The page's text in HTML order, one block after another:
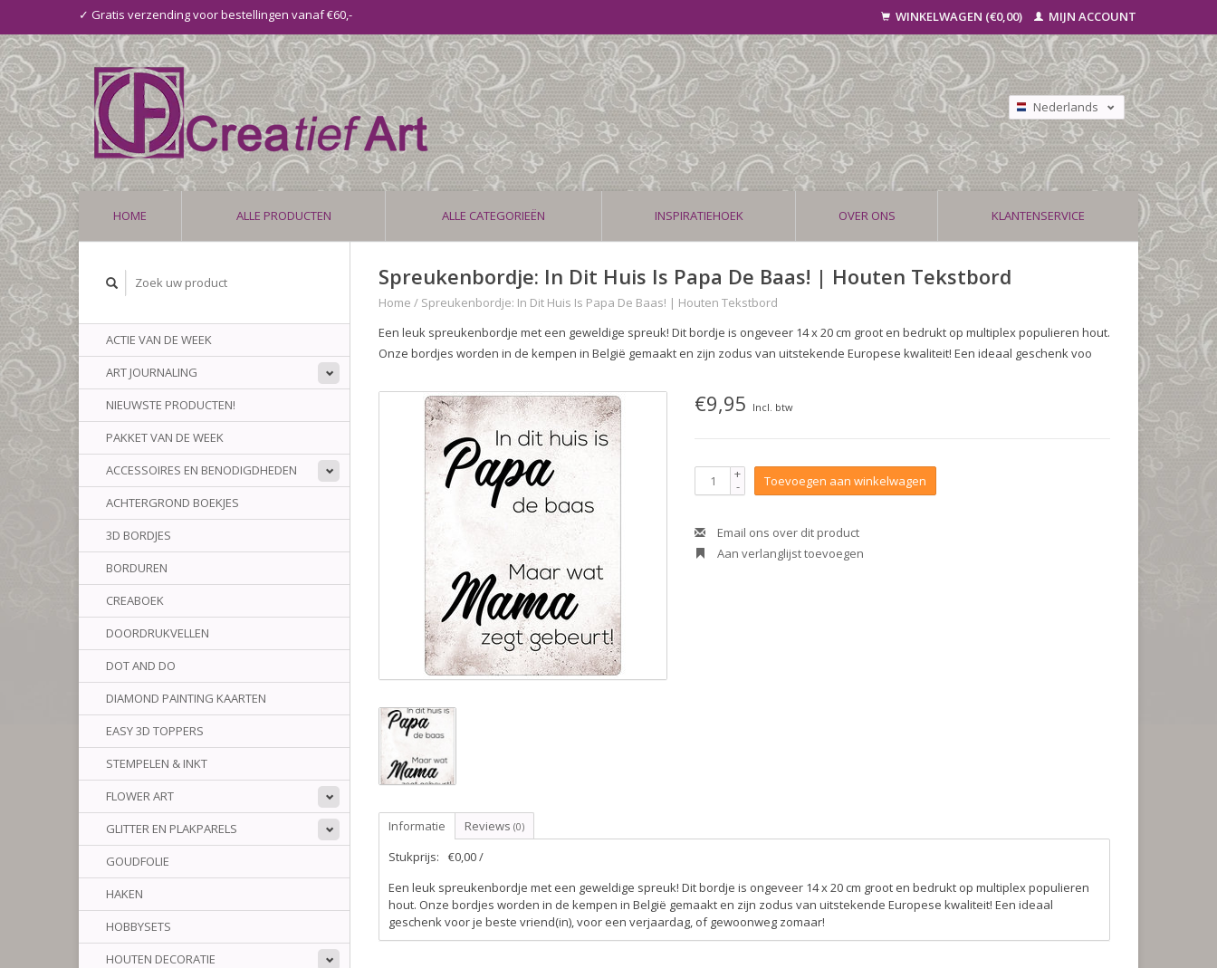
✓ Gratis verzending voor bestellingen vanaf €60,- WINKELWAGEN (€0,00) MIJN ACCOUNT
Nederlands
Deutsch
Français
HOME ALLE PRODUCTEN ALLE CATEGORIEËN INSPIRATIEHOEK OVER ONS KLANTENSERVICE
ACTIE VAN DE WEEK
ART JOURNALING
NIEUWSTE PRODUCTEN!
PAKKET VAN DE WEEK
ACCESSOIRES EN BENODIGDHEDEN
ACHTERGROND BOEKJES
3D BORDJES
BORDUREN
CREABOEK
DOORDRUKVELLEN
DOT AND DO
DIAMOND PAINTING KAARTEN
EASY 3D TOPPERS
STEMPELEN & INKT
FLOWER ART
GLITTER EN PLAKPARELS
GOUDFOLIE
HAKEN
HOBBYSETS
HOUTEN DECORATIE
Spreukenbordje: In Dit Huis Is Papa De Baas! | Houten Tekstbord
Home / Spreukenbordje: In Dit Huis Is Papa De Baas! | Houten Tekstbord
Een leuk spreukenbordje met een geweldige spreuk! Dit bordje is ongeveer 14 x 20 cm groot en bedrukt op multiplex populieren hout.
Onze bordjes worden in de kempen in België gemaakt en zijn zodus van uitstekende Europese kwaliteit! Een ideaal geschenk voo
€9,95 Incl. btw
+
- Toevoegen aan winkelwagen
Email ons over dit product
Aan verlanglijst toevoegen
Informatie Reviews (0)
Stukprijs:
€0,00 /
Een leuk spreukenbordje met een geweldige spreuk! Dit bordje is ongeveer 14 x 20 cm groot en bedrukt op multiplex populieren
hout. Onze bordjes worden in de kempen in België gemaakt en zijn zodus van uitstekende Europese kwaliteit! Een ideaal
geschenk voor je beste vriend(in), voor een verjaardag, of gewoonweg zomaar!